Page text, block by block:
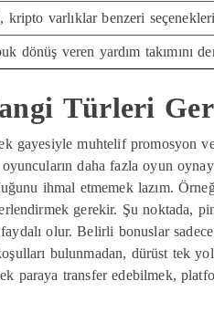
kripto varlıklar benzeri
dönüş veren yardım takımını
Türleri
muhtelif promosyon
daha fazla oyun
ihmal etmemek lazım.
gerekir. Şu noktada,
olur. Belirli bonuslar
bulunmadan, dürüst tek
paraya transfer edebilmek,